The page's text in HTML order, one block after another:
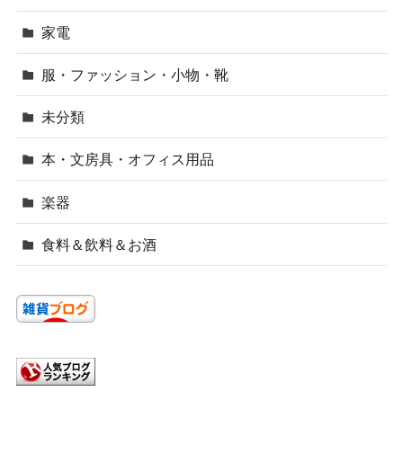
家電
服・ファッション・小物・靴
未分類
本・文房具・オフィス用品
楽器
食料＆飲料＆お酒